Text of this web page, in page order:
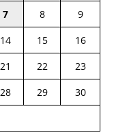
7 8
9
14 15
16
21 22
23
28 29
30